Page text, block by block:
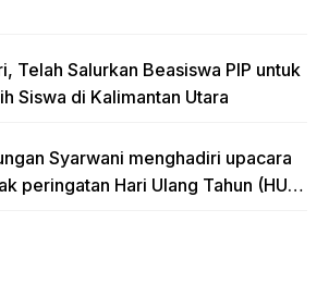
Telah Salurkan Beasiswa PIP untuk
Siswa di Kalimantan Utara
Syarwani menghadiri upacara
peringatan Hari Ulang Tahun (HUT)